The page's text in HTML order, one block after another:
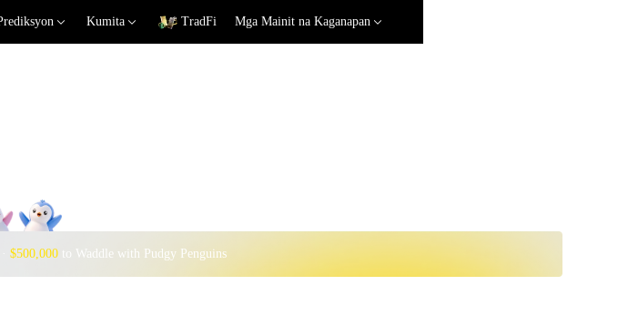
Kumita TradFi Mga Mainit na Kaganapan
$500,000to Waddle with Pudgy Penguins